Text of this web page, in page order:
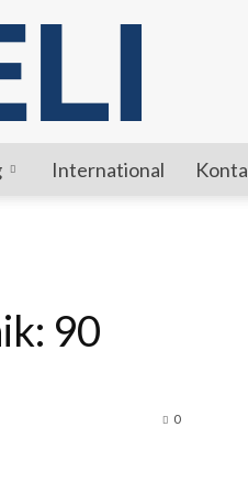
International
90
0